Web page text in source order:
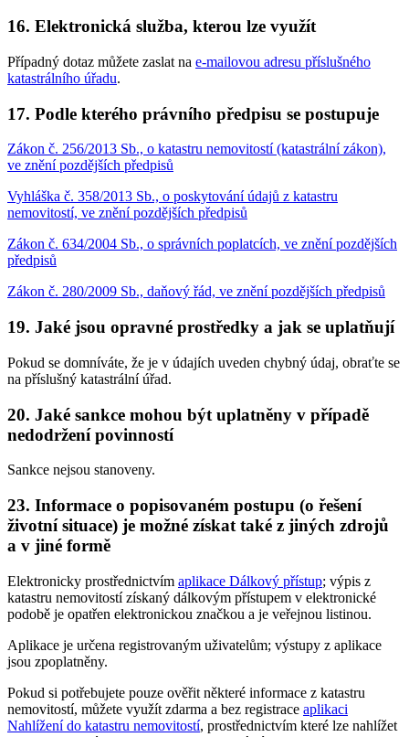
16. Elektronická služba, kterou lze využít
Případný dotaz můžete zaslat na e-mailovou adresu příslušného
katastrálního úřadu.
17. Podle kterého právního předpisu se postupuje
Zákon č. 256/2013 Sb., o katastru nemovitostí (katastrální zákon),
ve znění pozdějších předpisů
Vyhláška č. 358/2013 Sb., o poskytování údajů z katastru
nemovitostí, ve znění pozdějších předpisů
Zákon č. 634/2004 Sb., o správních poplatcích, ve znění pozdějších
předpisů
Zákon č. 280/2009 Sb., daňový řád, ve znění pozdějších předpisů
19. Jaké jsou opravné prostředky a jak se uplatňují
Pokud se domníváte, že je v údajích uveden chybný údaj, obraťte se
na příslušný katastrální úřad.
20. Jaké sankce mohou být uplatněny v případě
nedodržení povinností
Sankce nejsou stanoveny.
23. Informace o popisovaném postupu (o řešení
životní situace) je možné získat také z jiných zdrojů
a v jiné formě
Elektronicky prostřednictvím aplikace Dálkový přístup; výpis z
katastru nemovitostí získaný dálkovým přístupem v elektronické
podobě je opatřen elektronickou značkou a je veřejnou listinou.
Aplikace je určena registrovaným uživatelům; výstupy z aplikace
jsou zpoplatněny.
Pokud si potřebujete pouze ověřit některé informace z katastru
nemovitostí, můžete využít zdarma a bez registrace aplikaci
Nahlížení do katastru nemovitostí, prostřednictvím které lze nahlížet